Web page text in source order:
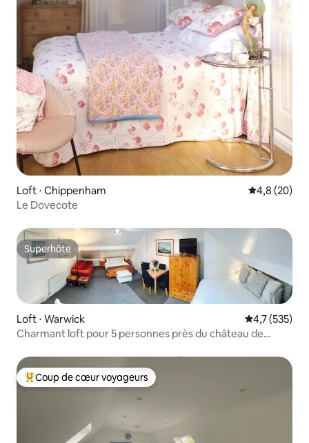
Loft ⋅ Chippenham Évaluation
4,8 (20)
Le Dovecote
Superhôte
Superhôte
Loft ⋅ Warwick Évaluation
4,7 (535)
Charmant loft pour 5 personnes près du château de
Coups de cœur voyageurs les plus appréciés
Coup de cœur voyageurs